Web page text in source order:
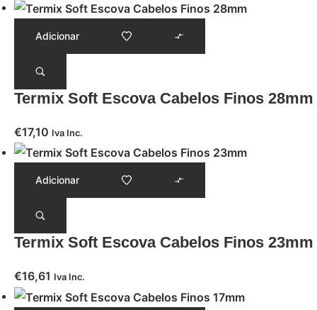
Adicionar
Termix Soft Escova Cabelos Finos 28mm
€17,10 Iva Inc.
Adicionar
Termix Soft Escova Cabelos Finos 23mm
€16,61 Iva Inc.